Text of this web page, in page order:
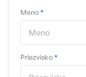
Meno*
Priezvisko*